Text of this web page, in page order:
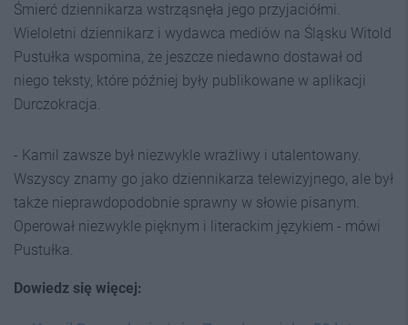
Śmierć dziennikarza wstrząsnęła jego przyjaciółmi.
Wieloletni dziennikarz i wydawca mediów na Śląsku Witold
Pustułka wspomina, że jeszcze niedawno dostawał od
niego teksty, które później były publikowane w aplikacji
Durczokracja.
- Kamil zawsze był niezwykle wrażliwy i utalentowany.
Wszyscy znamy go jako dziennikarza telewizyjnego, ale był
także nieprawdopodobnie sprawny w słowie pisanym.
Operował niezwykle pięknym i literackim językiem - mówi
Pustułka.
Dowiedz się więcej: